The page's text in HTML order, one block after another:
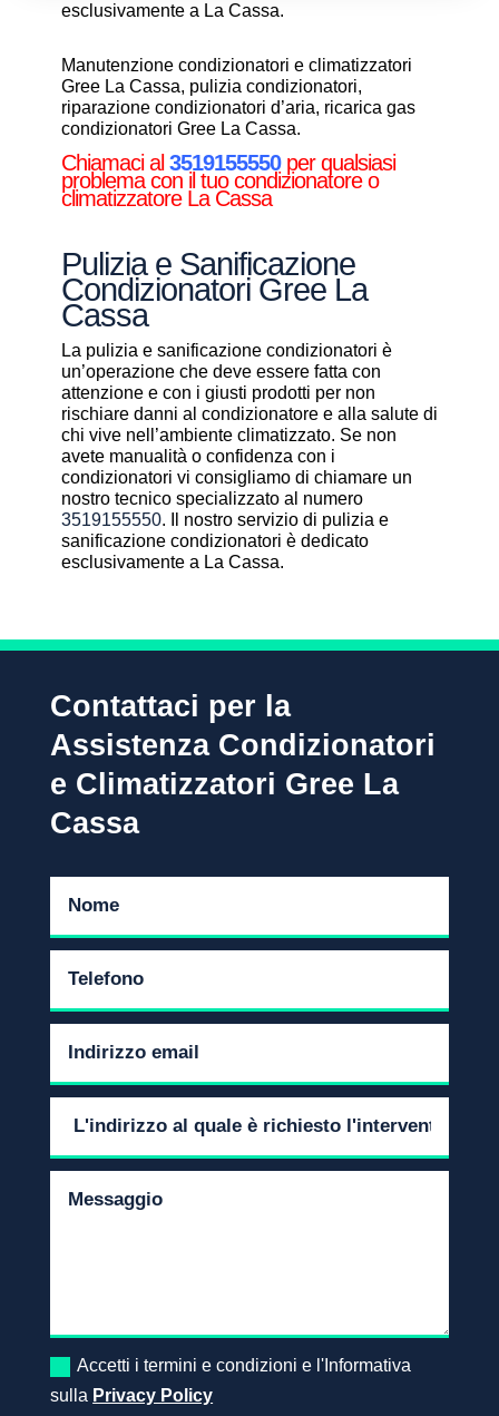
esclusivamente a La Cassa.
Manutenzione condizionatori e climatizzatori
Gree La Cassa, pulizia condizionatori,
riparazione condizionatori d’aria, ricarica gas
condizionatori Gree La Cassa.
Chiamaci al 3519155550per qualsiasi
problema con il tuo condizionatore o
climatizzatore La Cassa
Pulizia e Sanificazione
Condizionatori Gree La
Cassa
La pulizia e sanificazione condizionatori è
un’operazione che deve essere fatta con
attenzione e con i giusti prodotti per non
rischiare danni al condizionatore e alla salute di
chi vive nell’ambiente climatizzato. Se non
avete manualità o confidenza con i
condizionatori vi consigliamo di chiamare un
nostro tecnico specializzato al numero
3519155550. Il nostro servizio di pulizia e
sanificazione condizionatori è dedicato
esclusivamente a La Cassa.
Contattaci per la
Assistenza Condizionatori
e Climatizzatori Gree La
Cassa
Accetti i termini e condizioni e l'Informativa
sulla Privacy Policy